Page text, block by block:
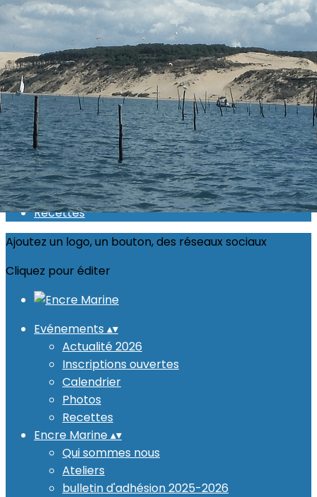
Exporter les lignes sélectionnées
Exporter toutes les colonnes
Exporter uniquement les colonnes affichées
Menu
<
>
Actualité 2026
Inscriptions ouvertes
Calendrier
Photos
Recettes
Ajoutez un logo, un bouton, des réseaux sociaux
Cliquez pour éditer
Evénements ▴▾
Actualité 2026
Inscriptions ouvertes
Calendrier
Photos
Recettes
Encre Marine▴▾
Qui sommes nous
Ateliers
bulletin d'adhésion 2025-2026